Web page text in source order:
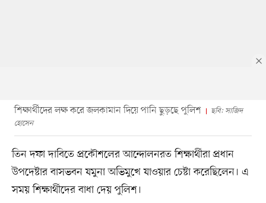
শিক্ষার্থীদের লক্ষ করে জলকামান দিয়ে পানি ছুড়ছে পুলিশ
ছবি: সাজিদ
হোসেন
তিন দফা দাবিতে প্রকৌশলের আন্দোলনরত শিক্ষার্থীরা প্রধান
উপদেষ্টার বাসভবন যমুনা অভিমুখে যাওয়ার চেষ্টা করেছিলেন। এ
সময় শিক্ষার্থীদের বাধা দেয় পুলিশ।